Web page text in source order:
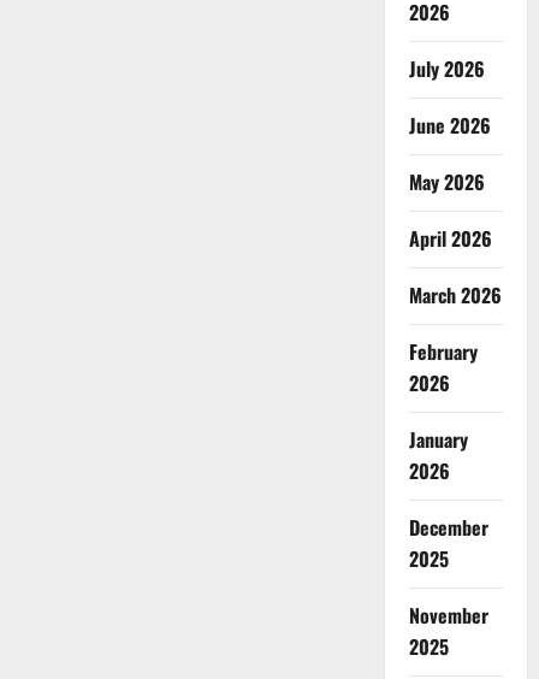
2026
July 2026
June 2026
May 2026
April 2026
March 2026
February
2026
January
2026
December
2025
November
2025